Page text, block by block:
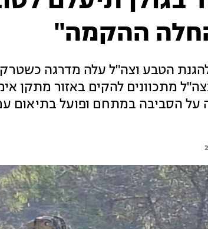
ההקמה"
הטבע וצה"ל עלה מדרגה
מתכוונים להקים באזור מתקן
על הסביבה במתחם ופועל בתיאום